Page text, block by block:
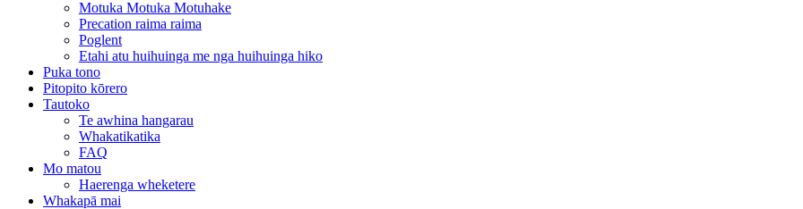
Motuka Motuka Motuhake
Precation raima raima
Poglent
Etahi atu huihuinga me nga huihuinga hiko
Puka tono
Pitopito kōrero
Tautoko
Te awhina hangarau
Whakatikatika
FAQ
Mo matou
Haerenga wheketere
Whakapā mai